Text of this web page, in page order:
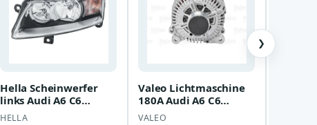
Hella Scheinwerfer
links Audi A6 C6
1EJ009925-011
HELLA
Valeo Lichtmaschine
180A Audi A6 C6
437542
VALEO
❯